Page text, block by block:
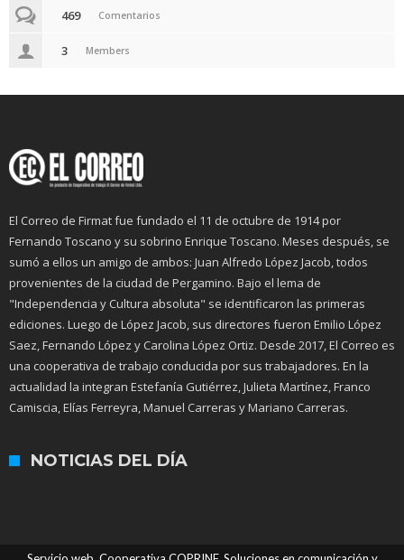
469 Comentarios
3 Members
El Correo de Firmat fue fundado el 11 de octubre de 1914 por
Fernando Toscano y su sobrino Enrique Toscano. Meses después, se
sumó a ellos un amigo de ambos: Juan Alfredo López Jacob, todos
provenientes de la ciudad de Pergamino. Bajo el lema de
"Independencia y Cultura absoluta" se identificaron las primeras
ediciones. Luego de López Jacob, sus directores fueron Emilio López
Saez, Fernando López y Carolina López Ortiz. Desde 2017, El Correo es
una cooperativa de trabajo conducida por sus trabajadores. En la
actualidad la integran Estefanía Gutiérrez, Julieta Martínez, Franco
Camiscia, Elías Ferreyra, Manuel Carreras y Mariano Carreras.
NOTICIAS DEL DÍA